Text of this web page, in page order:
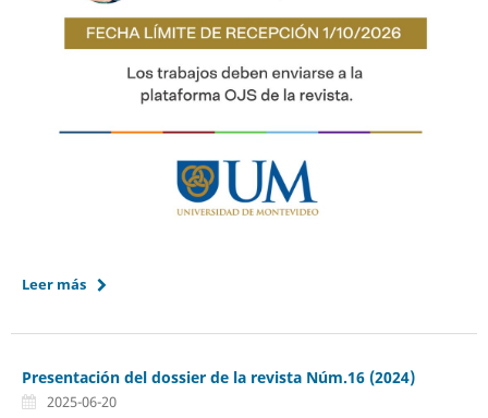
Leer más
Presentación del dossier de la revista Núm.16 (2024)
2025-06-20